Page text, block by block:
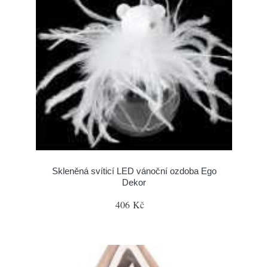
Skleněná svíticí LED vánoční ozdoba Ego
Dekor
406 Kč